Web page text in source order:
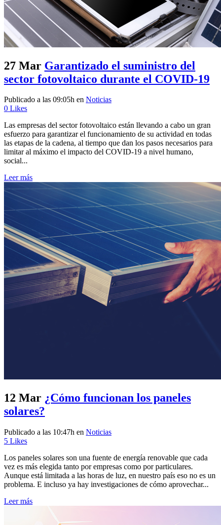
27 Mar Garantizado el suministro del
sector fotovoltaico durante el COVID-19
Publicado a las 09:05h en Noticias
0 Likes
Las empresas del sector fotovoltaico están llevando a cabo un gran
esfuerzo para garantizar el funcionamiento de su actividad en todas
las etapas de la cadena, al tiempo que dan los pasos necesarios para
limitar al máximo el impacto del COVID-19 a nivel humano,
social...
Leer más
12 Mar ¿Cómo funcionan los paneles
solares?
Publicado a las 10:47h en Noticias
5 Likes
Los paneles solares son una fuente de energía renovable que cada
vez es más elegida tanto por empresas como por particulares.
Aunque está limitada a las horas de luz, en nuestro país eso no es un
problema. E incluso ya hay investigaciones de cómo aprovechar...
Leer más